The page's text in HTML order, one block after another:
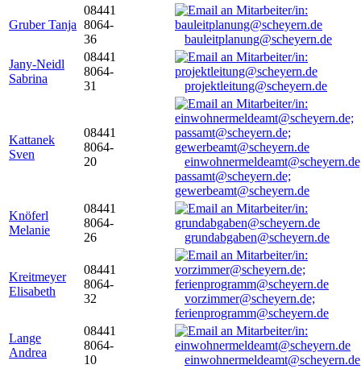
Gruber Tanja
08441
8064-
36
bauleitplanung@scheyern.de
Jany-Neidl
Sabrina
08441
8064-
31
projektleitung@scheyern.de
Kattanek
Sven
08441
8064-
20
passamt@scheyern.de;
gewerbeamt@scheyern.de
Knöferl
Melanie
08441
8064-
26
grundabgaben@scheyern.de
Kreitmeyer
Elisabeth
08441
8064-
32
vorzimmer@scheyern.de;
ferienprogramm@scheyern.de
Lange
Andrea
08441
8064-
10
einwohnermeldeamt@scheyern.de